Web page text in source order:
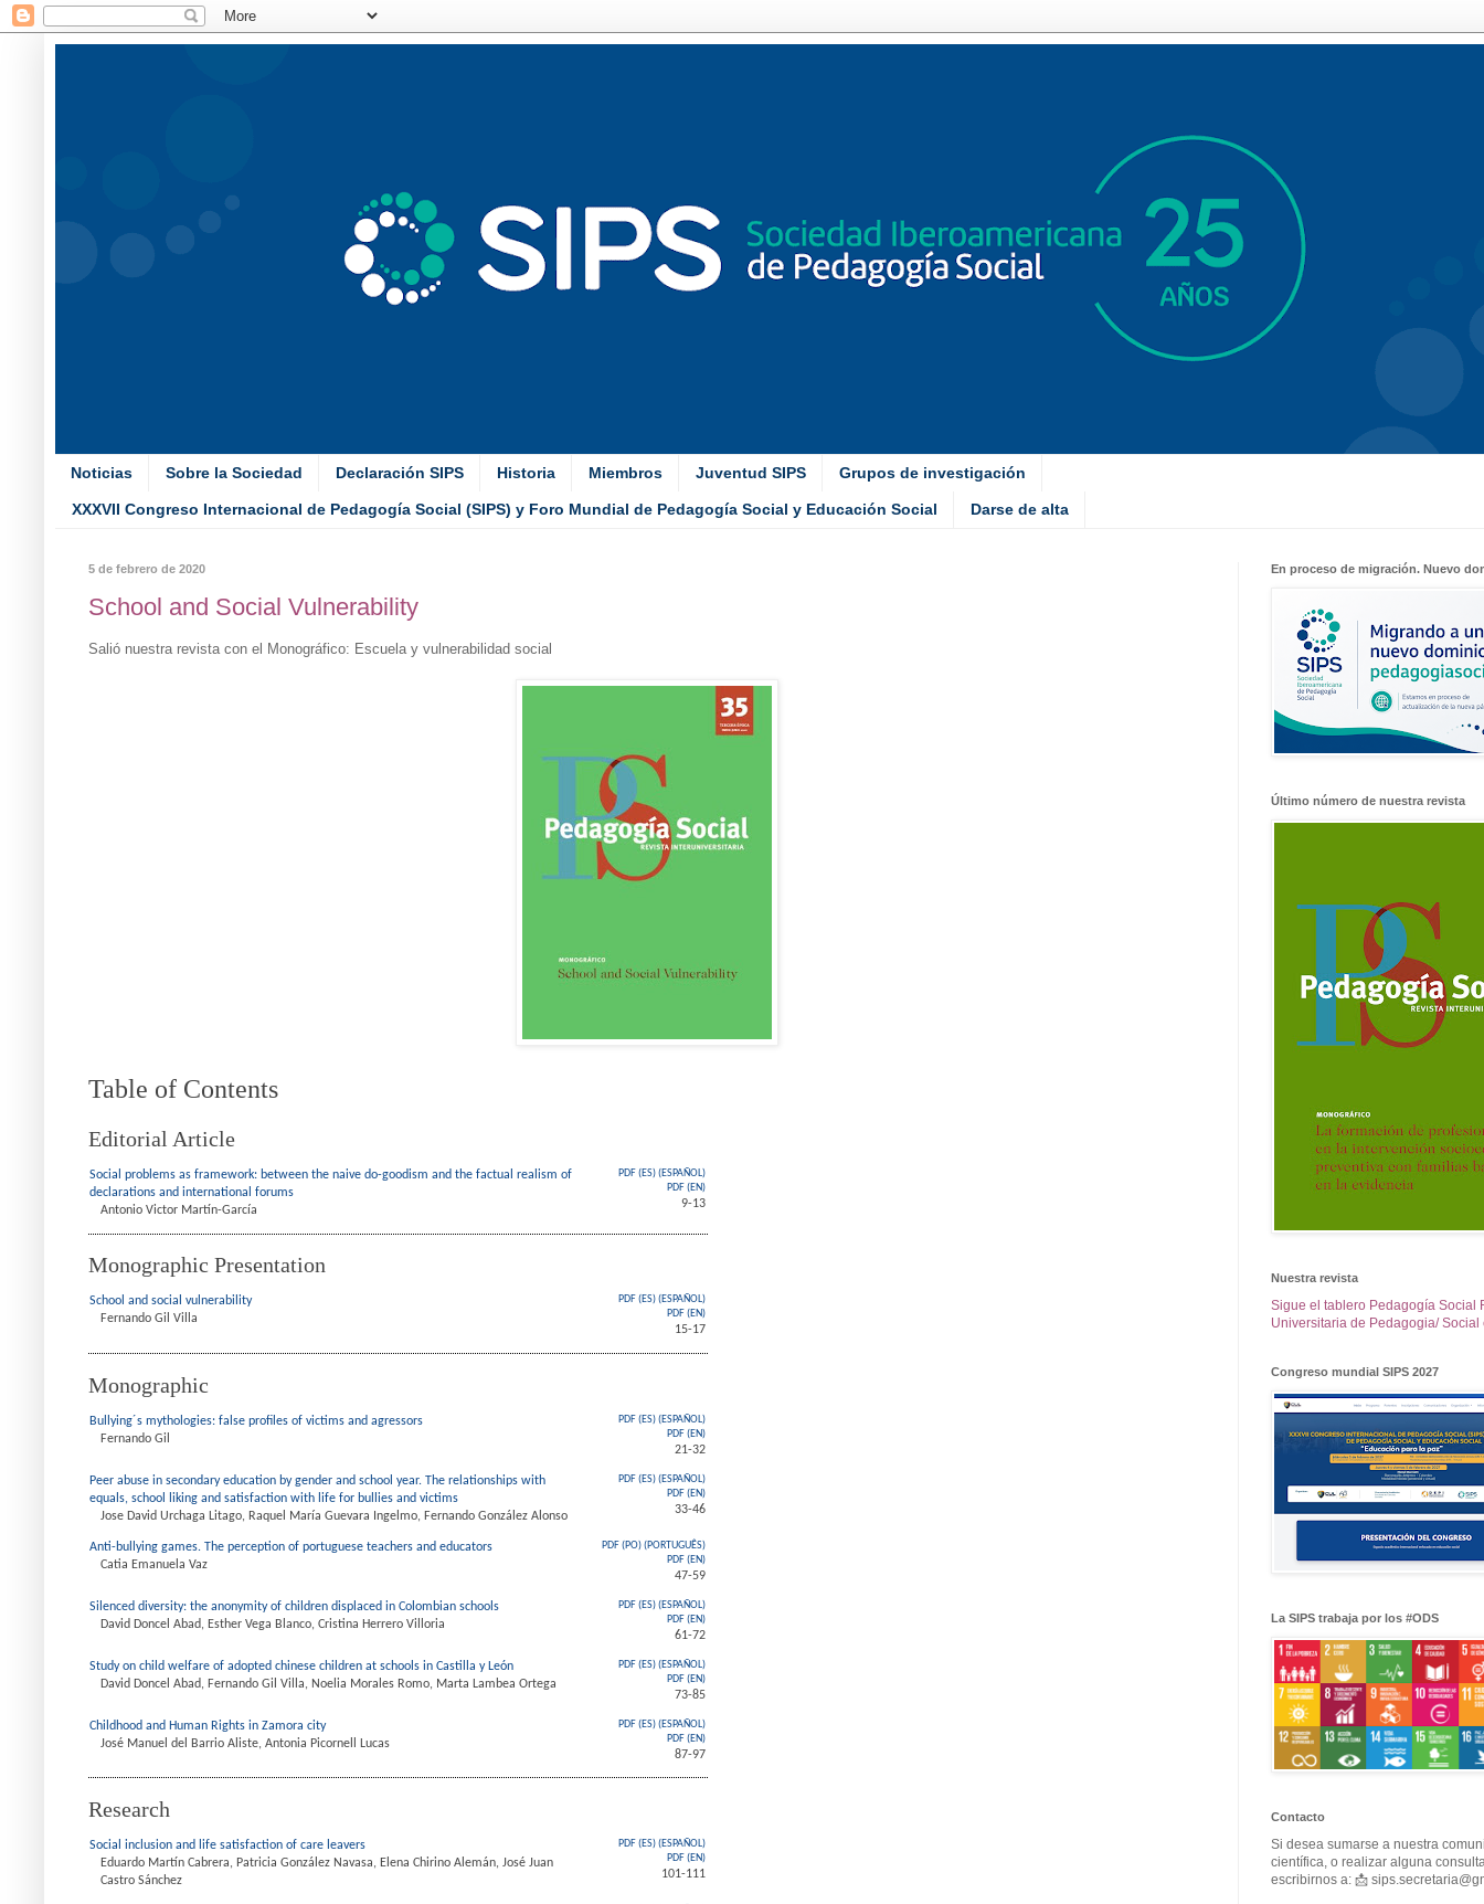
Noticias Sobre la Sociedad Declaración SIPS Historia Miembros Juventud SIPS Grupos de investigación
XXXVII Congreso Internacional de Pedagogía Social (SIPS) y Foro Mundial de Pedagogía Social y Educación Social Darse de alta
5 de febrero de 2020
School and Social Vulnerability
Salió nuestra revista con el Monográfico: Escuela y vulnerabilidad social
Table of Contents
Editorial Article
Social problems as framework: between the naive do-goodism and the factual realism of
declarations and international forums
Antonio Victor Martín-García
PDF (ES) (ESPAÑOL)
PDF (EN)
9-13
Monographic Presentation
School and social vulnerability
Fernando Gil Villa
PDF (ES) (ESPAÑOL)
PDF (EN)
15-17
Monographic
Bullying´s mythologies: false profiles of victims and agressors
Fernando Gil
PDF (ES) (ESPAÑOL)
PDF (EN)
21-32
Peer abuse in secondary education by gender and school year. The relationships with
equals, school liking and satisfaction with life for bullies and victims
Jose David Urchaga Litago, Raquel María Guevara Ingelmo, Fernando González Alonso
PDF (ES) (ESPAÑOL)
PDF (EN)
33-46
Anti-bullying games. The perception of portuguese teachers and educators
Catia Emanuela Vaz
PDF (PO) (PORTUGUÊS)
PDF (EN)
47-59
Silenced diversity: the anonymity of children displaced in Colombian schools
David Doncel Abad, Esther Vega Blanco, Cristina Herrero Villoria
PDF (ES) (ESPAÑOL)
PDF (EN)
61-72
Study on child welfare of adopted chinese children at schools in Castilla y León
David Doncel Abad, Fernando Gil Villa, Noelia Morales Romo, Marta Lambea Ortega
PDF (ES) (ESPAÑOL)
PDF (EN)
73-85
Childhood and Human Rights in Zamora city
José Manuel del Barrio Aliste, Antonia Picornell Lucas
PDF (ES) (ESPAÑOL)
PDF (EN)
87-97
Research
Social inclusion and life satisfaction of care leavers
Eduardo Martín Cabrera, Patricia González Navasa, Elena Chirino Alemán, José Juan
Castro Sánchez
PDF (ES) (ESPAÑOL)
PDF (EN)
101-111
En proceso de migración. Nuevo
Último número de nuestra revista
Nuestra revista
Sigue el tablero Pedagogía Social
Universitaria de Pedagogia/ Social
Congreso mundial SIPS 2027
La SIPS trabaja por los #ODS
Contacto
Si desea sumarse a nuestra
científica, o realizar alguna
escribirnos a: 📩